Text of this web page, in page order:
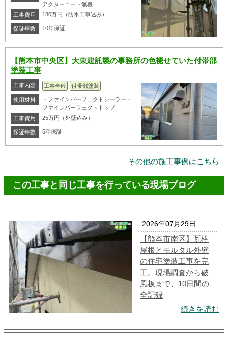
アクターコート無機
工事費用
180万円（防水工事込み）
保証年数 10年保証
【熊本市中央区】大東建託製の事務所の色褪せていた付帯部
塗装工事
工事内容 工事全般 付帯部塗装
使用材料
・ファインパーフェクトシーラー・
ファインパーフェクトトップ
工事費用
25万円（外壁込み）
保証年数 5年保証
その他の施工事例はこちら
この工事と同じ工事を行っている現場ブログ
2026年07月29日
【熊本市南区】瓦棒
屋根とモルタル外壁
の住宅塗装工事を完
工。現場調査から破
風板まで、10日間の
全記録
続きを読む